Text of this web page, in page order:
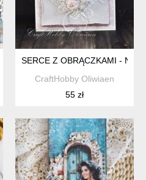
RĘCZNIE ROBIONY
SERCE Z OBRĄCZKAMI - NA
CraftHobby Oliwiaen
55 zł